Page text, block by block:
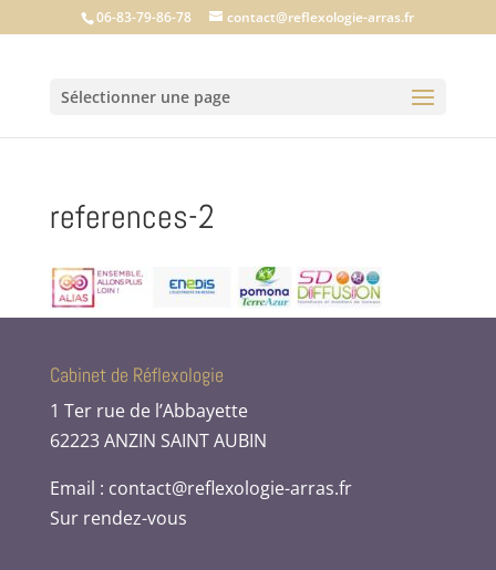
06-83-79-86-78 contact@reflexologie-arras.fr
Sélectionner une page
references-2
Cabinet de Réflexologie
1 Ter rue de l’Abbayette
62223 ANZIN SAINT AUBIN
Email : contact@reflexologie-arras.fr
Sur rendez-vous